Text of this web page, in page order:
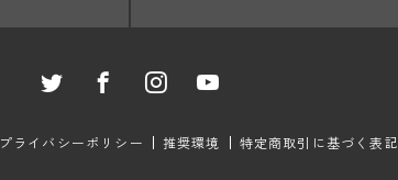
プライバシーポリシー 推奨環境 特定商取引に基づく表記